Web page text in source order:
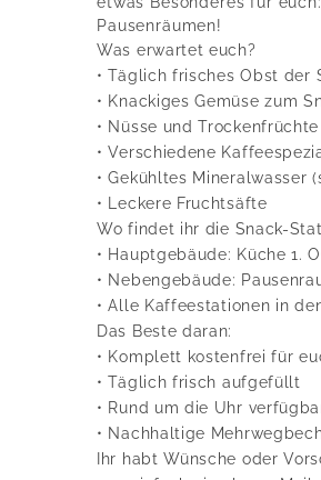
Pausenräumen!
Was erwartet euch?
• Täglich frisches Obst der
• Knackiges Gemüse zum
• Nüsse und
• Verschiedene
• Gekühltes Mineralwasser
• Leckere Fruchtsäfte
Wo findet ihr die Snack-
• Hauptgebäude: Küche 1.
• Nebengebäude:
• Alle Kaffeestationen in
Das Beste daran:
• Komplett kostenfrei für
• Täglich frisch aufgefüllt
• Rund um die Uhr
• Nachhaltige
Ihr habt Wünsche oder